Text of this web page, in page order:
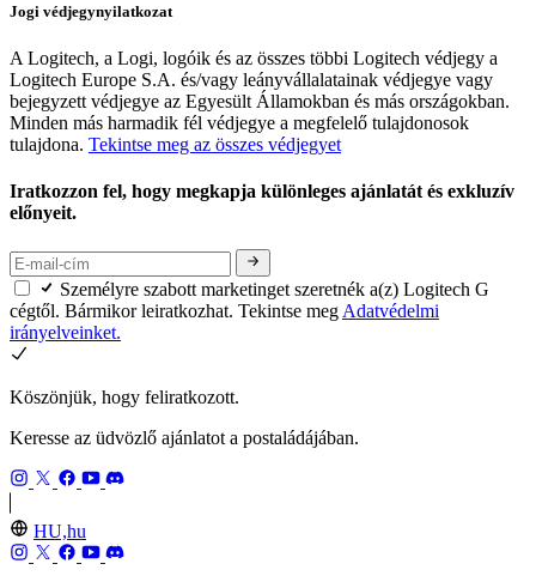
Jogi védjegynyilatkozat
A Logitech, a Logi, logóik és az összes többi Logitech védjegy a
Logitech Europe S.A. és/vagy leányvállalatainak védjegye vagy
bejegyzett védjegye az Egyesült Államokban és más országokban.
Minden más harmadik fél védjegye a megfelelő tulajdonosok
tulajdona. Tekintse meg az összes védjegyet
Iratkozzon fel, hogy megkapja különleges ajánlatát és exkluzív
előnyeit.
Személyre szabott marketinget szeretnék a(z) Logitech G
cégtől. Bármikor leiratkozhat. Tekintse meg Adatvédelmi
irányelveinket.
Köszönjük, hogy feliratkozott.
Keresse az üdvözlő ajánlatot a postaládájában.
HU,hu